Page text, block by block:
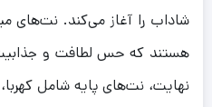
شاداب را آغاز می‌کند. نت‌های
هستند که حس لطافت و جذابیت
نهایت، نت‌های پایه شامل